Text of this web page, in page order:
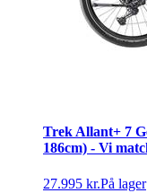
Trek Allant+ 7
186cm) - Vi
27.995 kr.På lager